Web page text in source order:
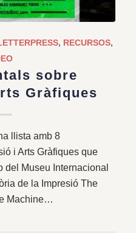
, RECURSOS,
sobre
Gràfiques
llista amb 8
i Arts Gràfiques que
del Museu Internacional
de la Impresió The
Machine…